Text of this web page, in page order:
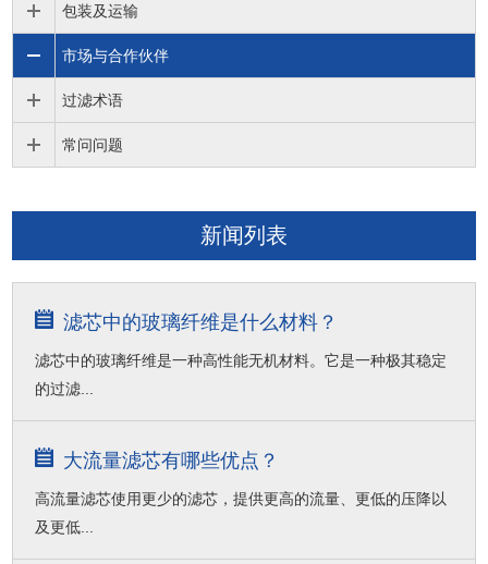
包装及运输
市场与合作伙伴
过滤术语
常问问题
新闻列表
滤芯中的玻璃纤维是什么材料？
滤芯中的玻璃纤维是一种高性能无机材料。它是一种极其稳定
的过滤...
大流量滤芯有哪些优点？
高流量滤芯使用更少的滤芯，提供更高的流量、更低的压降以
及更低...